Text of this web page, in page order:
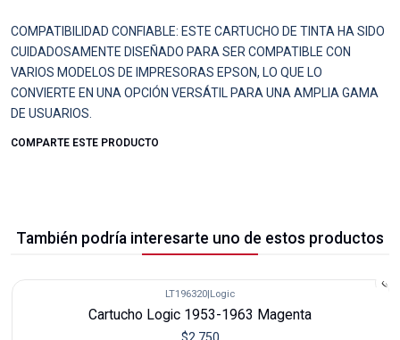
COMPATIBILIDAD CONFIABLE: ESTE CARTUCHO DE TINTA HA SIDO
CUIDADOSAMENTE DISEÑADO PARA SER COMPATIBLE CON
VARIOS MODELOS DE IMPRESORAS EPSON, LO QUE LO
CONVIERTE EN UNA OPCIÓN VERSÁTIL PARA UNA AMPLIA GAMA
DE USUARIOS.
COMPARTE ESTE PRODUCTO
También podría interesarte uno de estos productos
LT196320|Logic
Cartucho Logic 1953-1963 Magenta
$2.750